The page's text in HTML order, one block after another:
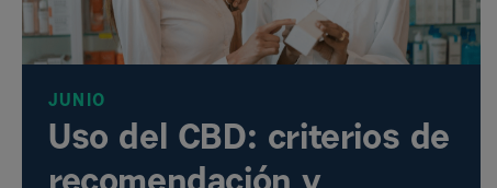
JUNIO
Uso del CBD: criterios de